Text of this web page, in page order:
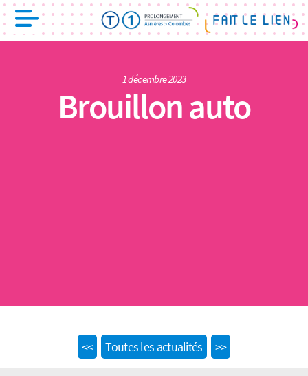
1 décembre 2023
Brouillon auto
<<Previous
Toutes les actualités >>Next